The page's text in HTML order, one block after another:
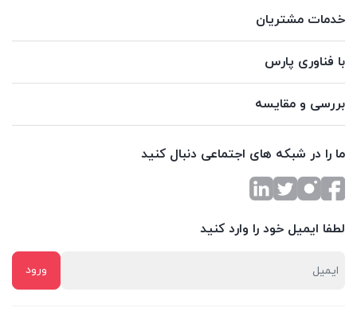
خدمات مشتریان
با فناوری پارس
بررسی و مقایسه
ما را در شبکه های اجتماعی دنبال کنید
لطفا ایمیل خود را وارد کنید